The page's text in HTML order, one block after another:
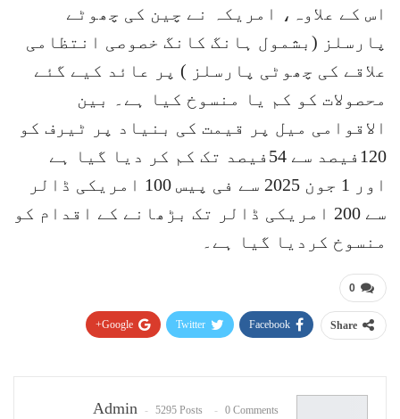
اس کے علاوہ، امریکہ نے چین کی چھوٹے
پارسلز (بشمول ہانگ کانگ خصوصی انتظامی
علاقے کی چھوٹی پارسلز ) پر عائد کیے گئے
محصولات کو کم یا منسوخ کیا ہے۔ بین
الاقوامی میل پر قیمت کی بنیاد پر ٹیرف کو
120فیصد سے 54فیصد تک کم کر دیا گیا ہے
اور 1 جون 2025 سے فی پیس 100 امریکی ڈالر
سے 200 امریکی ڈالر تک بڑھانے کے اقدام کو
منسوخ کردیا گیا ہے۔
0
Share
Facebook
Twitter
Google+
Admin 5295 Posts 0 Comments